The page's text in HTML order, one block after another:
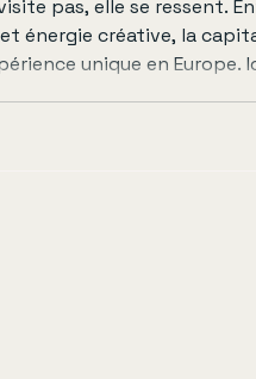
pas, elle se ressent.
énergie créative, la
unique en Europe.
te demandes que voir à